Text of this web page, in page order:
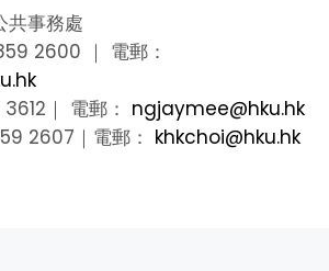
共事務處
2600 ｜ 電郵：
｜ 電郵： ngjaymee@hku.hk
2607｜電郵： khkchoi@hku.hk